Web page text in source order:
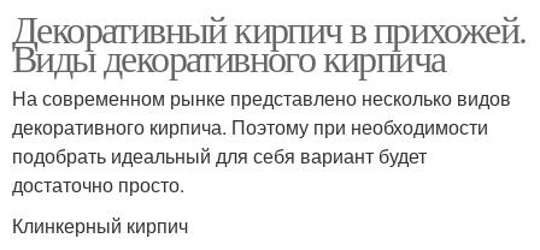
Декоративный кирпич в прихожей.
Виды декоративного кирпича
На современном рынке представлено несколько видов
декоративного кирпича. Поэтому при необходимости
подобрать идеальный для себя вариант будет
достаточно просто.
Клинкерный кирпич